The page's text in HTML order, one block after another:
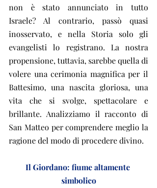
non è stato annunciato in tutto
Israele? Al contrario, passò quasi
inosservato, e nella Storia solo gli
evangelisti lo registrano. La nostra
propensione, tuttavia, sarebbe quella di
volere una cerimonia magnifica per il
Battesimo, una nascita gloriosa, una
vita che si svolge, spettacolare e
brillante. Analizziamo il racconto di
San Matteo per comprendere meglio la
ragione del modo di procedere divino.
Il Giordano: fiume altamente
simbolico